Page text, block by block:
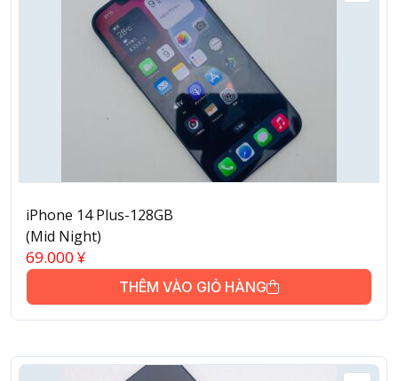
iPhone 14 Plus-128GB
(Mid Night)
69.000 ¥
THÊM VÀO GIỎ HÀNG